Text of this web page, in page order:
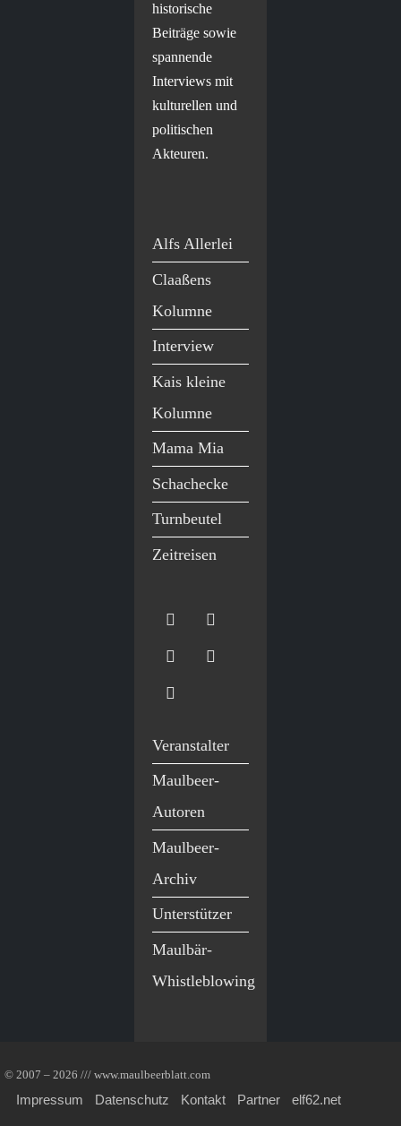
historische
Beiträge sowie
spannende
Interviews mit
kulturellen und
politischen
Akteuren.
Alfs Allerlei
Claaßens
Kolumne
Interview
Kais kleine
Kolumne
Mama Mia
Schachecke
Turnbeutel
Zeitreisen
Veranstalter
Maulbeer-
Autoren
Maulbeer-
Archiv
Unterstützer
Maulbär-
Whistleblowing
© 2007 – 2026 /// www.maulbeerblatt.com
Impressum Datenschutz Kontakt Partner elf62.net